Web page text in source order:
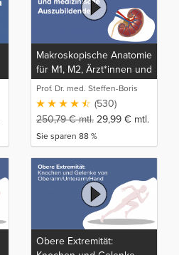
Makroskopische Anatomie
für M1, M2, Ärzt*innen und
medizinische
Auszubildende
Prof. Dr. med. Steffen-Boris
Wirth (1)
(530)
250,79€mtl. 29,99 € mtl.
Sie sparen 88 %
Obere Extremität: